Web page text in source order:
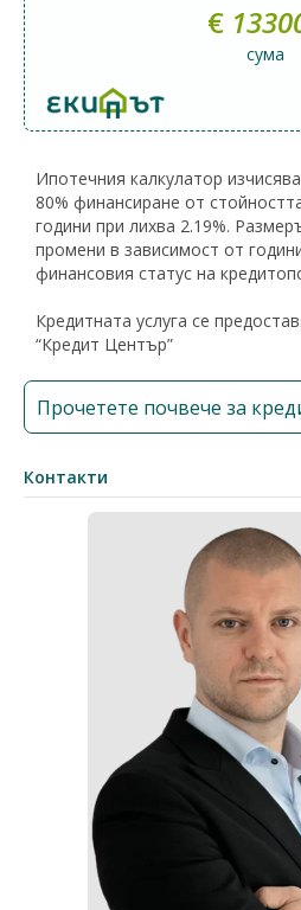
€
сума
Ипотечния калкулатор
80% финансиране от
години при лихва 2.19%.
промени в зависимост от
финансовия статус на
Кредитната услуга се
“Кредит Център”
Прочетете почвече за
Контакти